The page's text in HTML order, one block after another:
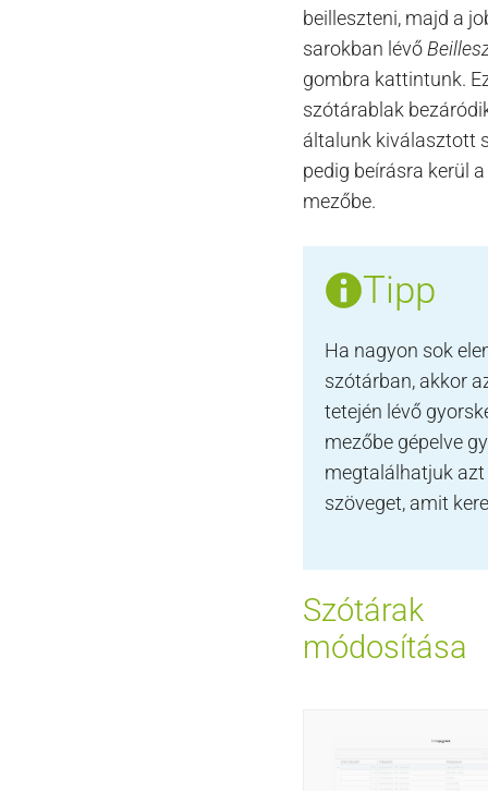
beilleszteni, majd a
sarokban lévő
gombra kattintunk.
szótárablak
általunk kiválasztott
pedig beírásra kerül
mezőbe.
Tipp
Ha nagyon sok
szótárban, akkor
tetején lévő
mezőbe gépelve
megtalálhatjuk azt
szöveget, amit
Szótárak
módosítása